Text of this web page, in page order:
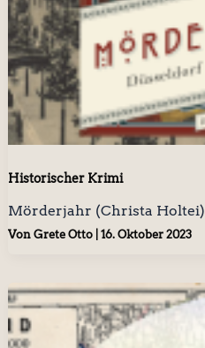
Historischer Krimi
Mörderjahr (Christa Holtei)
Von Grete Otto 16. Oktober 2023